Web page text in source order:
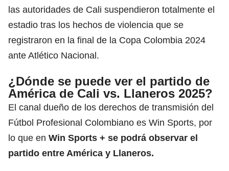
las autoridades de Cali suspendieron totalmente el
estadio tras los hechos de violencia que se
registraron en la final de la Copa Colombia 2024
ante Atlético Nacional.
¿Dónde se puede ver el partido de
América de Cali vs. Llaneros 2025?
El canal dueño de los derechos de transmisión del
Fútbol Profesional Colombiano es Win Sports, por
lo que en Win Sports + se podrá observar el
partido entre América y Llaneros.